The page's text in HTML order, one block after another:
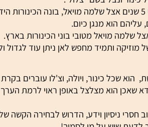
ומופיע ברחבי הארץ והעולם עם
ונבל בשם "צלול".
בניית הכינורות החל לפני 5 שנים אצל שלמה מויאל, בונה
הוא מנגן כיום.
מטובי בוני הכינורות בארץ.
ותמיד מחפש לאן ניתן עוד לגדול
כינור, ויולה, וצ'לו עוברים בקרת
הוא מצלצל באופן ראוי לרמת הערך